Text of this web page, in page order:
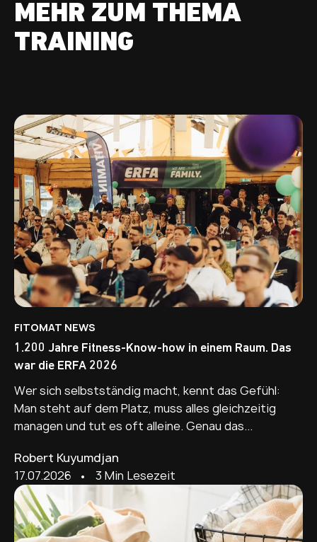
MEHR ZUM THEMA
TRAINING
FITOMAT NEWS
1.200 Jahre Fitness-Know-how in einem Raum. Das
war die ERFA 2026
Wer sich selbstständig macht, kennt das Gefühl:
Man steht auf dem Platz, muss alles gleichzeitig
managen und tut es oft alleine. Genau das...
Robert Kuyumdjan
17.07.2026
• 3 Min Lesezeit